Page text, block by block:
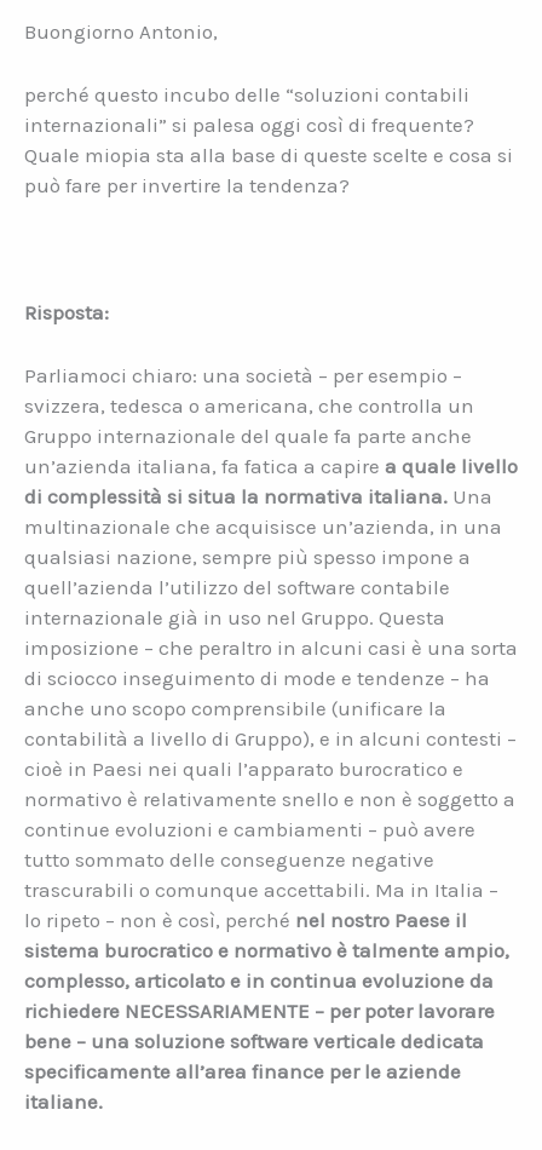
Buongiorno Antonio,
perché questo incubo delle “soluzioni contabili
internazionali” si palesa oggi così di frequente?
Quale miopia sta alla base di queste scelte e cosa si
può fare per invertire la tendenza?
Risposta:
Parliamoci chiaro: una società – per esempio –
svizzera, tedesca o americana, che controlla un
Gruppo internazionale del quale fa parte anche
un’azienda italiana, fa fatica a capire a quale livello
di complessità si situa la normativa italiana. Una
multinazionale che acquisisce un’azienda, in una
qualsiasi nazione, sempre più spesso impone a
quell’azienda l’utilizzo del software contabile
internazionale già in uso nel Gruppo. Questa
imposizione – che peraltro in alcuni casi è una sorta
di sciocco inseguimento di mode e tendenze – ha
anche uno scopo comprensibile (unificare la
contabilità a livello di Gruppo), e in alcuni contesti –
cioè in Paesi nei quali l’apparato burocratico e
normativo è relativamente snello e non è soggetto a
continue evoluzioni e cambiamenti – può avere
tutto sommato delle conseguenze negative
trascurabili o comunque accettabili. Ma in Italia –
lo ripeto – non è così, perché nel nostro Paese il
sistema burocratico e normativo è talmente ampio,
complesso, articolato e in continua evoluzione da
richiedere NECESSARIAMENTE – per poter lavorare
bene – una soluzione software verticale dedicata
specificamente all’area finance per le aziende
italiane.